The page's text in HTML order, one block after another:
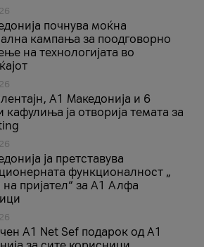
почнува моќна
кампања за поодговорно
на технологијата во
A1 Македонија и 6
кафулиња ја отворија темата за
ја претставува
функционалност „
пријател“ за А1 Алфа
A1 Net Sеf подарок од А1